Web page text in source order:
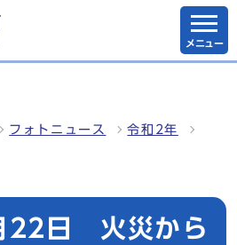
メニュー
フォトニュース 令和2年
22日 火災から